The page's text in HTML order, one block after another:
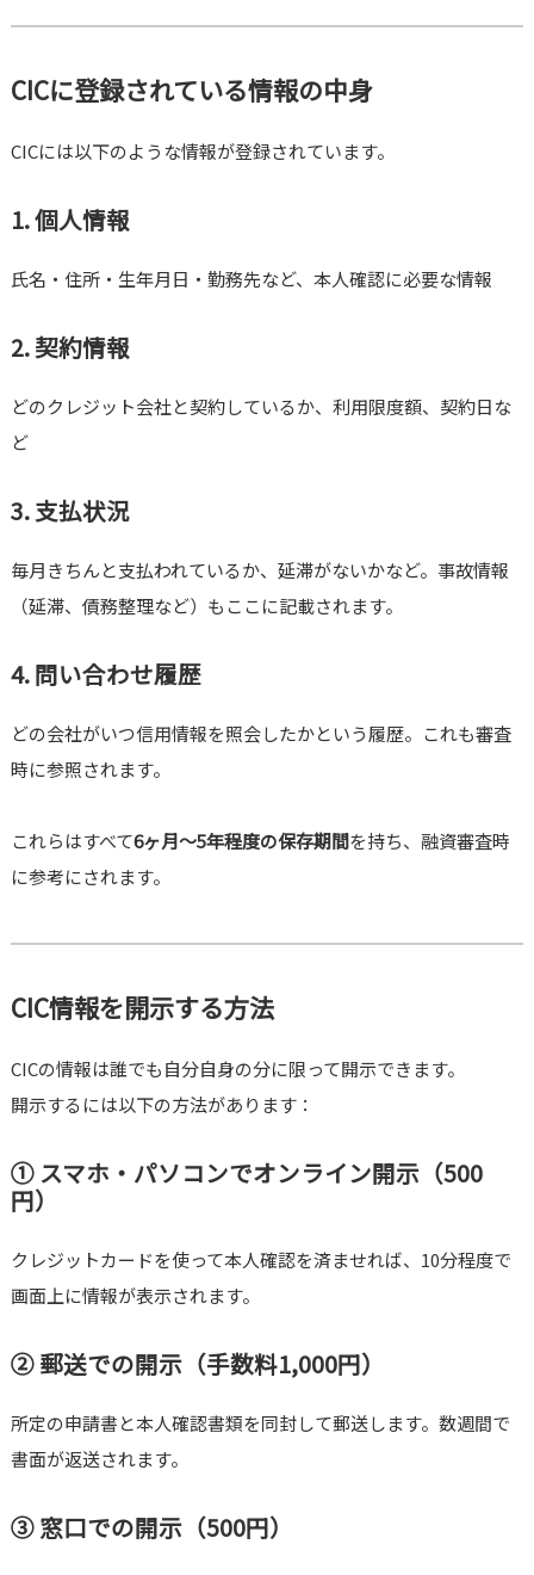
CICに登録されている情報の中身
CICには以下のような情報が登録されています。
1. 個人情報
氏名・住所・生年月日・勤務先など、本人確認に必要な情報
2. 契約情報
どのクレジット会社と契約しているか、利用限度額、契約日な
ど
3. 支払状況
毎月きちんと支払われているか、延滞がないかなど。事故情報
（延滞、債務整理など）もここに記載されます。
4. 問い合わせ履歴
どの会社がいつ信用情報を照会したかという履歴。これも審査
時に参照されます。
これらはすべて6ヶ月〜5年程度の保存期間を持ち、融資審査時
に参考にされます。
CIC情報を開示する方法
CICの情報は誰でも自分自身の分に限って開示できます。
開示するには以下の方法があります：
① スマホ・パソコンでオンライン開示（500
円）
クレジットカードを使って本人確認を済ませれば、10分程度で
画面上に情報が表示されます。
② 郵送での開示（手数料1,000円）
所定の申請書と本人確認書類を同封して郵送します。数週間で
書面が返送されます。
③ 窓口での開示（500円）